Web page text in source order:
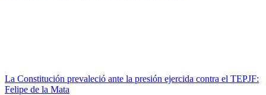
La Constitución prevaleció ante la presión ejercida contra el TEPJF:
Felipe de la Mata